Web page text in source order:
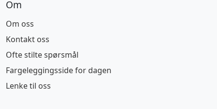
Om
Om oss
Kontakt oss
Ofte stilte spørsmål
Fargeleggingsside for dagen
Lenke til oss